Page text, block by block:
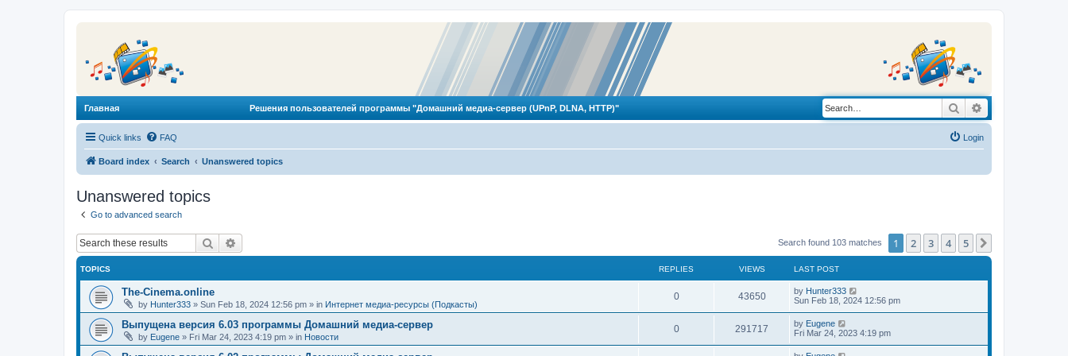
Главная Решения пользователей программы "Домашний медиа-сервер (UPnP, DLNA, HTTP)" Search
Quick links FAQ Login
Board index Search Unanswered topics
Unanswered topics
Go to advanced search
Search Search found 103 matches 1 2 3 4 5
TOPICS REPLIES VIEWS LAST POST
The-Cinema.online
by Hunter333 » Sun Feb 18, 2024 12:56 pm » in Интернет медиа-ресурсы (Подкасты)
0R
e
43650V
i
L
a
t
p
o
s
by Hunter333
Sun Feb 18, 2024 12:56 pm
Выпущена версия 6.03 программы Домашний медиа-сервер
by Eugene » Fri Mar 24, 2023 4:19 pm » in Новости
0R
e
291717
i
L
a
t
by Eugene
Fri Mar 24, 2023 4:19 pm